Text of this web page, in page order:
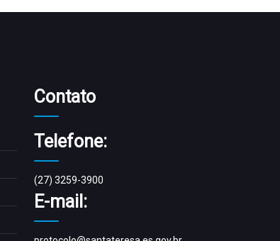
Contato
Telefone:
(27) 3259-3900
E-mail: